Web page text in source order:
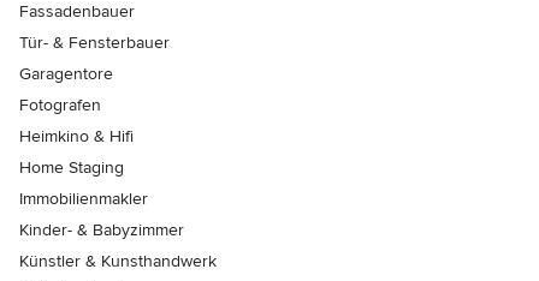
Fassadenbauer
Tür- & Fensterbauer
Garagentore
Fotografen
Heimkino & Hifi
Home Staging
Immobilienmakler
Kinder- & Babyzimmer
Künstler & Kunsthandwerk